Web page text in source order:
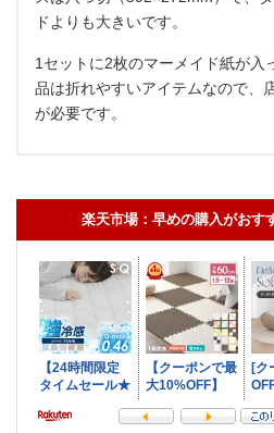
ドよりも大きいです。
1セットに2枚のマーメイド紙が入
品は折れやすいアイテムなので、
が必要です。
楽天市場：早めの購入がおす